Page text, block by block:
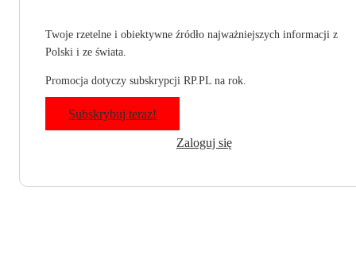
Twoje rzetelne i obiektywne źródło najważniejszych informacji z
Polski i ze świata.
Promocja dotyczy subskrypcji RP.PL na rok.
Subskrybuj teraz!
Zaloguj się